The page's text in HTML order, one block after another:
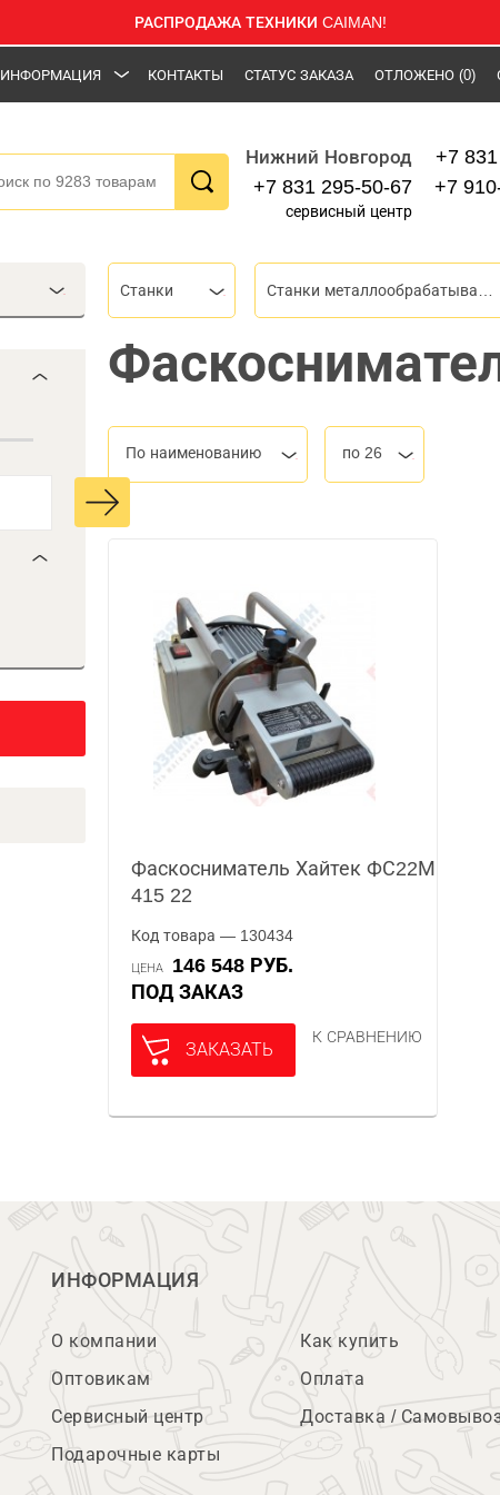
РАСПРОДАЖА ТЕХНИКИ CAIMAN!
ИНФОРМАЦИЯ КОНТАКТЫ СТАТУС ЗАКАЗА ОТЛОЖЕНО (0)
Нижний Новгород
+7 831 295-50-67
сервисный центр
+7
+7
Станки
По наименованию по 26
Фаскосниматель Хайтек ФС22М
415 22
Код товара — 130434
ЦЕНА
146 548 РУБ.
ПОД ЗАКАЗ
ЗАКАЗАТЬ
К СРАВНЕНИЮ
ИНФОРМАЦИЯ
О компании
Оптовикам
Сервисный центр
Подарочные карты
Как купить
Оплата
Доставка /